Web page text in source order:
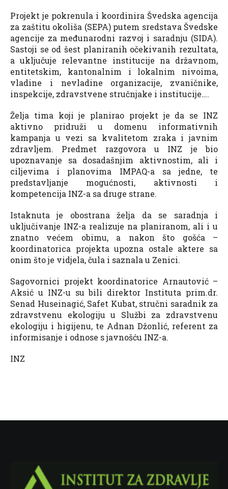
Projekt je pokrenula i koordinira Švedska agencija
za zaštitu okoliša (SEPA) putem sredstava Švedske
agencije za međunarodni razvoj i saradnju (SIDA).
Sastoji se od šest planiranih očekivanih rezultata,
a uključuje relevantne institucije na državnom,
entitetskim, kantonalnim i lokalnim nivoima,
vladine i nevladine organizacije, zvaničnike,
inspekcije, zdravstvene stručnjake i institucije….
Želja tima koji je planirao projekt je da se INZ
aktivno pridruži u domenu informativnih
kampanja u vezi sa kvalitetom zraka i javnim
zdravljem. Predmet razgovora u INZ je bio
upoznavanje sa dosadašnjim aktivnostim, ali i
ciljevima i planovima IMPAQ-a sa jedne, te
predstavljanje mogućnosti, aktivnosti i
kompetencija INZ-a sa druge strane.
Istaknuta je obostrana želja da se saradnja i
uključivanje INZ-a realizuje na planiranom, ali i u
znatno većem obimu, a nakon što gošća –
koordinatorica projekta upozna ostale aktere sa
onim što je vidjela, čula i saznala u Zenici.
Sagovornici projekt koordinatorice Arnautović –
Aksić u INZ-u su bili direktor Instituta prim.dr.
Senad Huseinagić, Safet Kubat, stručni saradnik za
zdravstvenu ekologiju u Službi za zdravstvenu
ekologiju i higijenu, te Adnan Džonlić, referent za
informisanje i odnose s javnošću INZ-a.
INZ